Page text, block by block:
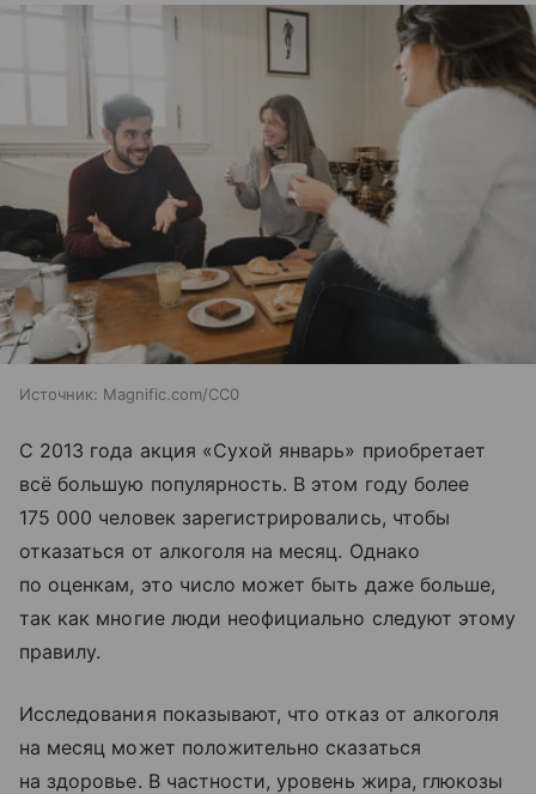
Источник: Magnific.com/CC0
С 2013 года акция «Сухой январь» приобретает
всё большую популярность. В этом году более
175 000 человек зарегистрировались, чтобы
отказаться от алкоголя на месяц. Однако
по оценкам, это число может быть даже больше,
так как многие люди неофициально следуют этому
правилу.
Исследования показывают, что отказ от алкоголя
на месяц может положительно сказаться
на здоровье. В частности, уровень жира, глюкозы